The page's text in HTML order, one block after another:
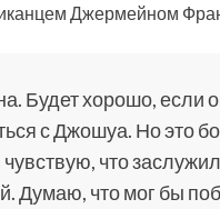
Джермейном
Будет хорошо, если
с Джошуа. Но это
что
Думаю, что мог бы